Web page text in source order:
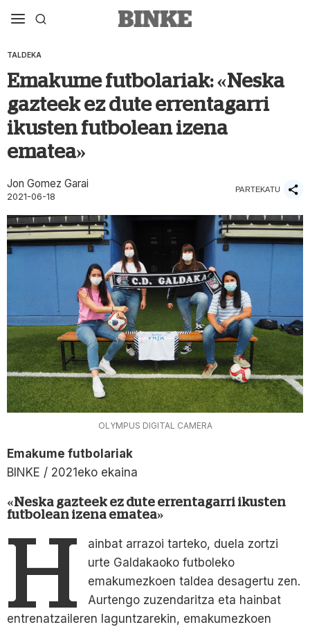
TALDEKA
Emakume futbolariak: «Neska
gazteek ez dute errentagarri
ikusten futbolean izena
ematea»
Jon Gomez Garai
2021-06-18
PARTEKATU
OLYMPUS DIGITAL CAMERA
Emakume futbolariak
BINKE / 2021eko ekaina
«Neska gazteek ez dute errentagarri ikusten
futbolean izena ematea»
H
ainbat arrazoi tarteko, duela zortzi
urte Galdakaoko futboleko
emakumezkoen taldea desagertu zen.
Aurtengo zuzendaritza eta hainbat
entrenatzaileren laguntzarekin, emakumezkoen